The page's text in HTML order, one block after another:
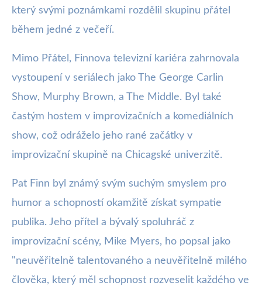
který svými poznámkami rozdělil skupinu přátel
během jedné z večeří.
Mimo Přátel, Finnova televizní kariéra zahrnovala
vystoupení v seriálech jako The George Carlin
Show, Murphy Brown, a The Middle. Byl také
častým hostem v improvizačních a komediálních
show, což odráželo jeho rané začátky v
improvizační skupině na Chicagské univerzitě.
Pat Finn byl známý svým suchým smyslem pro
humor a schopností okamžitě získat sympatie
publika. Jeho přítel a bývalý spoluhráč z
improvizační scény, Mike Myers, ho popsal jako
"neuvěřitelně talentovaného a neuvěřitelně milého
člověka, který měl schopnost rozveselit každého ve